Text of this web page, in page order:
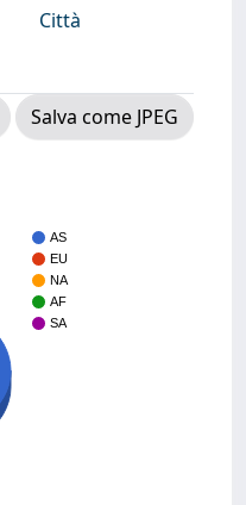
Città
Salva come JPEG
AS
EU
NA
AF
SA